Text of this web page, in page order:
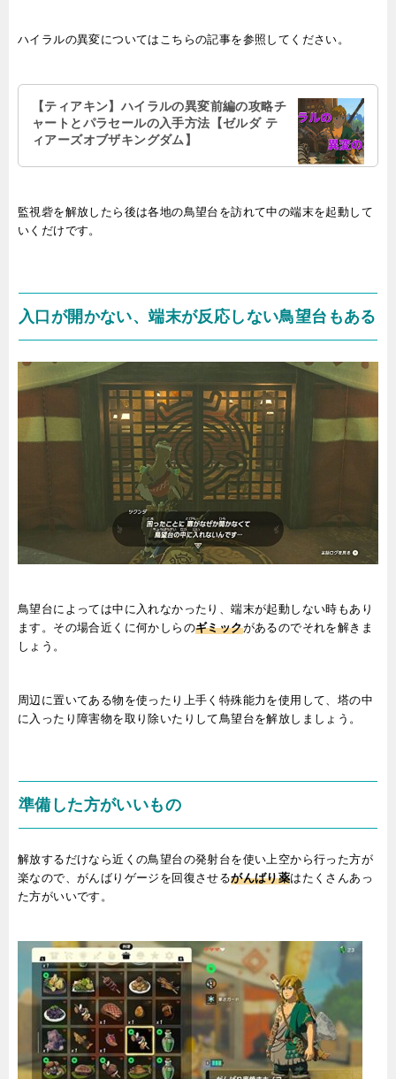
ハイラルの異変についてはこちらの記事を参照してください。
【ティアキン】ハイラルの異変前編の攻略チ
ャートとパラセールの入手方法【ゼルダ テ
ィアーズオブザキングダム】
監視砦を解放したら後は各地の鳥望台を訪れて中の端末を起動して
いくだけです。
入口が開かない、端末が反応しない鳥望台もある
鳥望台によっては中に入れなかったり、端末が起動しない時もあり
ます。その場合近くに何かしらのギミックがあるのでそれを解きま
しょう。
周辺に置いてある物を使ったり上手く特殊能力を使用して、塔の中
に入ったり障害物を取り除いたりして鳥望台を解放しましょう。
準備した方がいいもの
解放するだけなら近くの鳥望台の発射台を使い上空から行った方が
楽なので、がんばりゲージを回復させるがんばり薬はたくさんあっ
た方がいいです。